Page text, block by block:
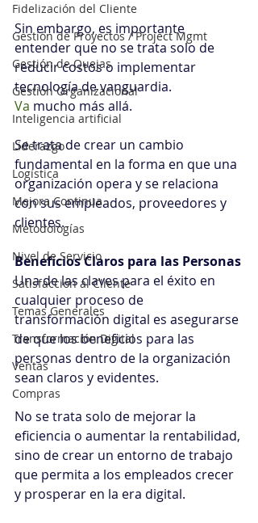
Fidelización del Cliente
Gestión de Proyectos / Project Mgmt
Gestión de Quejas
Gestión Organizacional
Inteligencia artificial
Liderazgo
Logística
Mejora Continua
Metodologías
Nivel de Servicio
Satisfacción al Cliente
Temas Generales
Transformación Digital
Ventas
Compras
Sin embargo, es importante
entender que no se trata solo de
reducir costos o implementar
tecnología de vanguardia.
Va mucho más allá.
Se trata de crear un cambio
fundamental en la forma en que una
organización opera y se relaciona
con sus empleados, proveedores y
clientes.
Beneficios Claros para las Personas
Una de las claves para el éxito en
cualquier proceso de
transformación digital es asegurarse
de que los beneficios para las
personas dentro de la organización
sean claros y evidentes.
No se trata solo de mejorar la
eficiencia o aumentar la rentabilidad,
sino de crear un entorno de trabajo
que permita a los empleados crecer
y prosperar en la era digital.